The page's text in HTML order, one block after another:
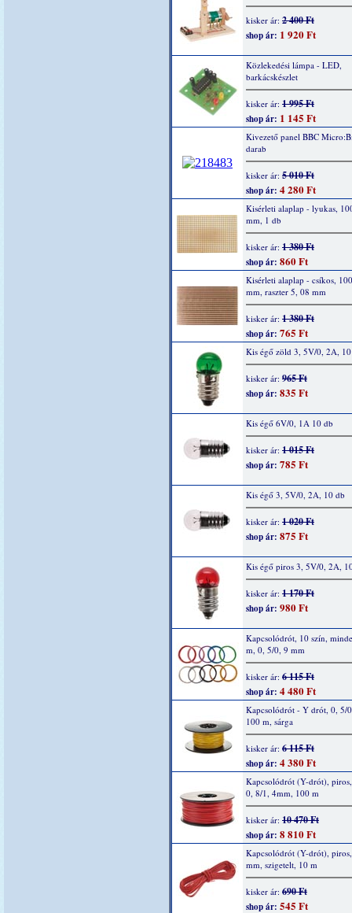
kisker ár: 2 400 Ft
shop ár: 1 920 Ft
Közlekedési lámpa - LED,
barkácskészlet
kisker ár: 1 995 Ft
shop ár: 1 145 Ft
Kivezető panel BBC
darab
kisker ár: 5 010 Ft
shop ár: 4 280 Ft
Kisérleti alaplap - lyukas,
mm, 1 db
kisker ár: 1 380 Ft
shop ár: 860 Ft
Kisérleti alaplap - csíkos,
mm, raszter 5, 08 mm
kisker ár: 1 380 Ft
shop ár: 765 Ft
Kis égő zöld 3, 5V/0, 2A,
kisker ár: 965 Ft
shop ár: 835 Ft
Kis égő 6V/0, 1A 10 db
kisker ár: 1 015 Ft
shop ár: 785 Ft
Kis égő 3, 5V/0, 2A, 10 db
kisker ár: 1 020 Ft
shop ár: 875 Ft
Kis égő piros 3, 5V/0, 2A,
kisker ár: 1 170 Ft
shop ár: 980 Ft
Kapcsolódrót, 10 szín,
m, 0, 5/0, 9 mm
kisker ár: 6 115 Ft
shop ár: 4 480 Ft
Kapcsolódrót - Y drót, 0, 5/
100 m, sárga
kisker ár: 6 115 Ft
shop ár: 4 380 Ft
Kapcsolódrót (Y-drót),
0, 8/1, 4mm, 100 m
kisker ár: 10 470 Ft
shop ár: 8 810 Ft
Kapcsolódrót (Y-drót),
mm, szigetelt, 10 m
kisker ár: 690 Ft
shop ár: 545 Ft